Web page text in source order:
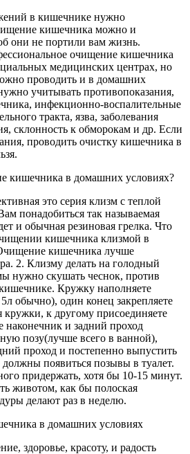
в кишечнике нужно
кишечника можно и
они не портили вам жизнь.
очищение кишечника
медицинских центрах, но
проводить и в домашних
учитывать противопоказания,
инфекционно-воспалительные
тракта, язва, заболевания
склонность к обморокам и др. Если
проводить очистку кишечника в
кишечника в домашних условиях?
это серия клизм с теплой
понадобиться так называемая
и обычная резиновая грелка. Что
кишечника клизмой в
кишечника лучше
2. Клизму делать на голодный
нужно скушать чеснок, против
Кружку наполняете
обычно), один конец закрепляете
кружки, к другому присоединяете
наконечник и задний проход
позу(лучше всего в ванной),
проход и постепенно выпустить
появиться позывы в туалет.
придержать, хотя бы 10-15 минут.
животом, как бы полоская
делают раз в неделю.
в домашних условиях
здоровье, красоту, и радость